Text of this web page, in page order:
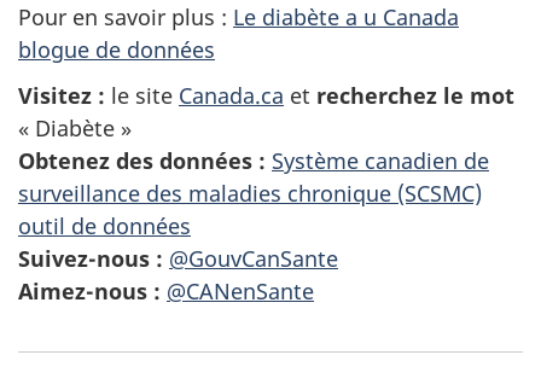
Pour en savoir plus : Le diabète a u Canada
blogue de données
Visitez : le site Canada.ca et recherchez le mot
« Diabète »
Obtenez des données : Système canadien de
surveillance des maladies chronique (SCSMC)
outil de données
Suivez-nous : @GouvCanSante
Aimez-nous : @CANenSante